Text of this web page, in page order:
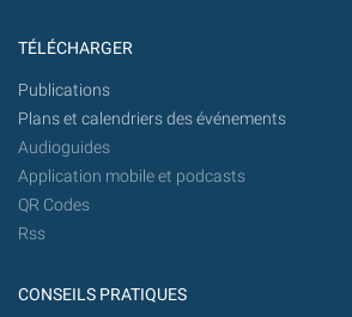
TÉLÉCHARGER
Publications
Plans et calendriers des événements
Audioguides
Application mobile et podcasts
QR Codes
Rss
CONSEILS PRATIQUES